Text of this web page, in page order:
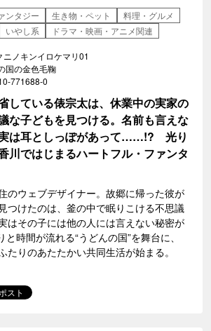
ンタジー 生き物・ペット
料理・グルメ
いやし系 ドラマ・映画・アニメ関連
ノキンイロケマリ01
国の金色毛鞠
771688-0
している俵宗太は、休業中の実家の
な子どもを見つける。名前も言えな
は耳としっぽがあって……!? 光り
川ではじまるハートフル・ファンタ
のウェブデザイナー。故郷に帰った彼が
つけたのは、釜の中で眠りこける不思議
はその子には他の人には言えない秘密が
時間が流れる“うどんの国”を舞台に、
たりのあたたかい共同生活が始まる。